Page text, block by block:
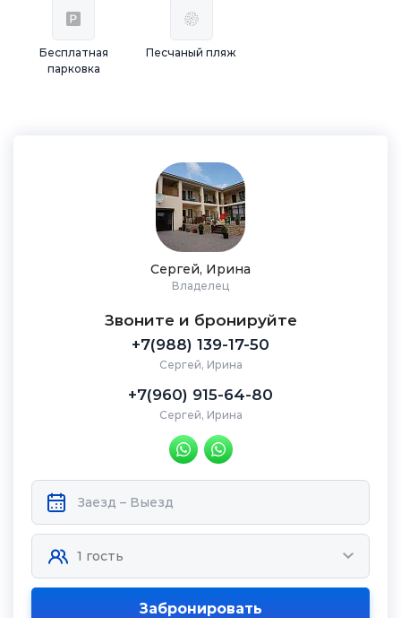
Бесплатная
парковка
Песчаный пляж
Сергей, Ирина
Владелец
Звоните и бронируйте
+7(988) 139-17-50
Сергей, Ирина
+7(960) 915-64-80
Сергей, Ирина
Забронировать